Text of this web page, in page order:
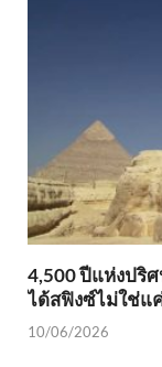
4,500 ปีแห่งปริ
ได้สฟิงซ์ไม่ใช่แ
10/06/2026